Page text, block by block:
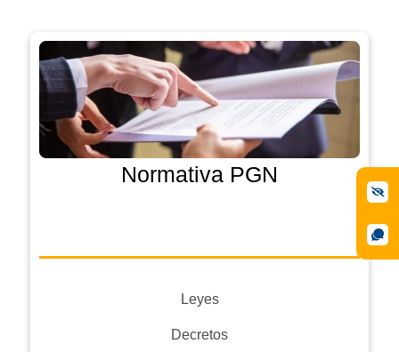
Normativa PGN
Leyes
Decretos